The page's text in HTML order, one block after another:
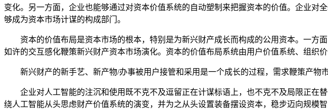
变化。另一方面，企业也能够通过对资本价值系统的自动塑制来把握资本的价值。企业
够成为资本市场计谋的构成部门。
资本的价值布局是资本市场的根本，特别是为新兴财产成长而构成的公用资本。一方
如许的交互感化鞭策新兴财产资本市场演化。资本的价值布局系统由用户价值系统、组织
新兴财产的新手艺、新产物/办事被用户接管和采用是一个成长的过程，需求鞭策产物
企业对人工智能的注沉和使用既不克不及逗留正在计谋标语上，也不克不及局限正在
绕人工智能从头思虑财产价值系统的演变，并为之从头设置装备摆设资本，稳步迈向规模智